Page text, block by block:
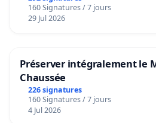
160 Signatures / 7 jours
29 Jul 2026
Préserver intégralement le
Chaussée
226 signatures
160 Signatures / 7 jours
4 Jul 2026